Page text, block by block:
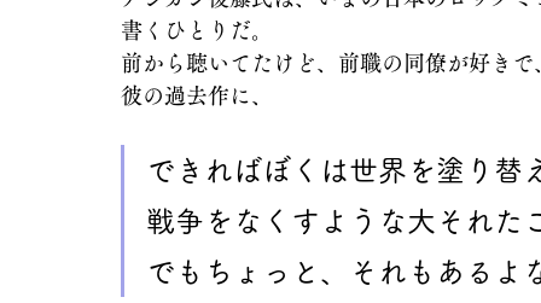
書くひとりだ。
前から聴いてたけど、前職の同僚が好き
彼の過去作に、
できればぼくは世界を塗り替
戦争をなくすような大それた
でもちょっと、それもあるよ